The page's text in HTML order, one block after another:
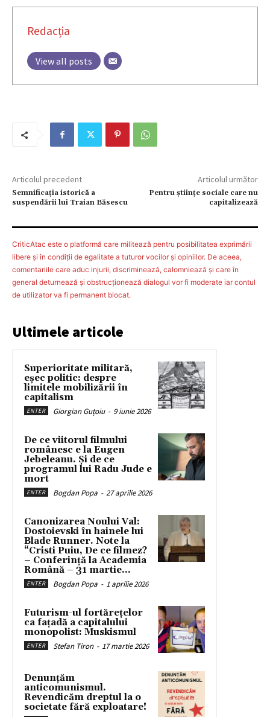
Redacția
View all posts
Articolul precedent
Semnificația istorică a
suspendării lui Traian Băsescu
Articolul următor
Pentru științe sociale care nu
capitalizează
CriticAtac este o platformă care militează pentru posibilitatea exprimării
libere şi în condiţii de egalitate a tuturor vocilor şi opiniilor. De aceea,
comentariile care aduc injurii, discriminează, calomniează şi care în
general deturnează şi obstrucţionează dialogul vor fi moderate iar contul
de utilizator va fi permanent blocat.
Ultimele articole
Superioritate militară,
eșec politic: despre
limitele mobilizării în
capitalism
ENTER Giorgian Guțoiu - 9 iunie 2026
De ce viitorul filmului
românesc e la Eugen
Jebeleanu. Și de ce
programul lui Radu Jude e
mort
ENTER Bogdan Popa - 27 aprilie 2026
Canonizarea Noului Val:
Dostoievski în hainele lui
Blade Runner. Note la
“Cristi Puiu, De ce filmez?
– Conferință la Academia
Română – 31 martie...
ENTER Bogdan Popa - 1 aprilie 2026
Futurism-ul fortărețelor
ca fațadă a capitalului
monopolist: Muskismul
ENTER Stefan Tiron - 17 martie 2026
Denunțăm
anticomunismul.
Revendicăm dreptul la o
societate fără exploatare!